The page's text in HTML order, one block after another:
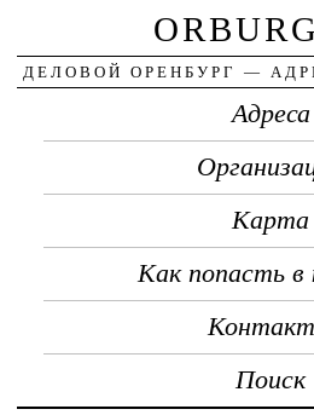
ДЕЛОВОЙ ОРЕНБУРГ —
Адреса
Карта
Как попасть в
Поиск